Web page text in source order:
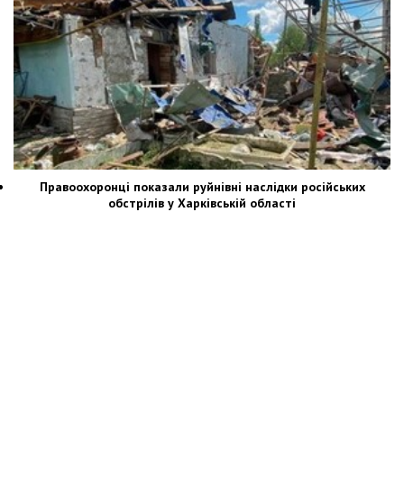
Правоохоронці показали руйнівні наслідки російських
обстрілів у Харківській області